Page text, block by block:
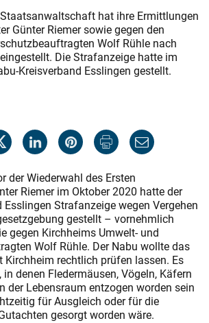
hat ihre Ermittlungen
Günter Riemer sowie gegen den
Wolf Rühle nach
Die Strafanzeige hatte im
Kreisverband Esslingen gestellt.
der Wiederwahl des Ersten
Riemer im Oktober 2020 hatte der
Esslingen Strafanzeige wegen Vergehen
gestellt – vornehmlich
gegen Kirchheims Umwelt- und
Wolf Rühle. Der Nabu wollte das
Kirchheim rechtlich prüfen lassen. Es
denen Fledermäusen, Vögeln, Käfern
der Lebensraum entzogen worden sein
für Ausgleich oder für die
gesorgt worden wäre.